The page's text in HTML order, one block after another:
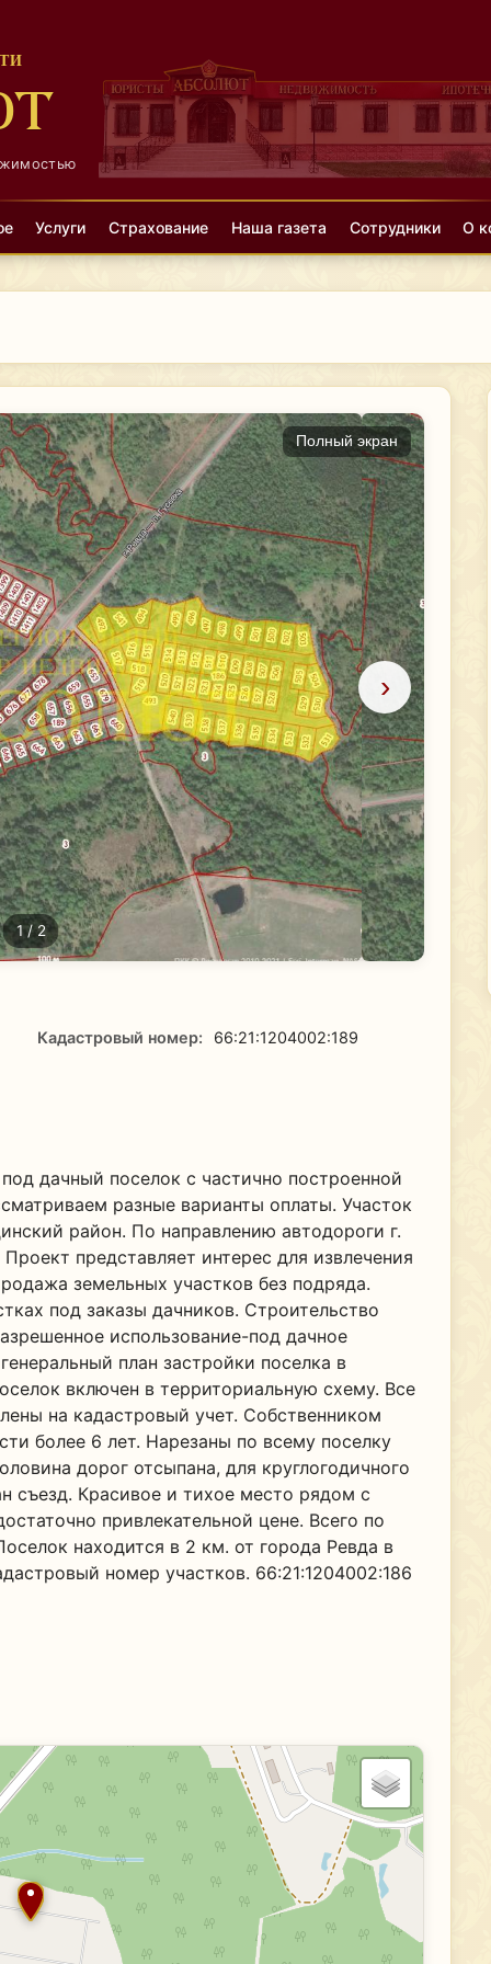
Услуги Страхование Наша газета Сотрудники О
›
Полный экран
1/ 2
Кадастровый номер: 66:21:1204002:189
дачный поселок с частично построенной
разные варианты оплаты. Участок
район. По направлению автодороги г.
представляет интерес для извлечения
земельных участков без подряда.
под заказы дачников. Строительство
использование-под дачное
план застройки поселка в
включен в территориальную схему. Все
на кадастровый учет. Собственником
более 6 лет. Нарезаны по всему поселку
дорог отсыпана, для круглогодичного
съезд. Красивое и тихое место рядом с
привлекательной цене. Всего по
находится в 2 км. от города Ревда в
номер участков. 66:21:1204002:186